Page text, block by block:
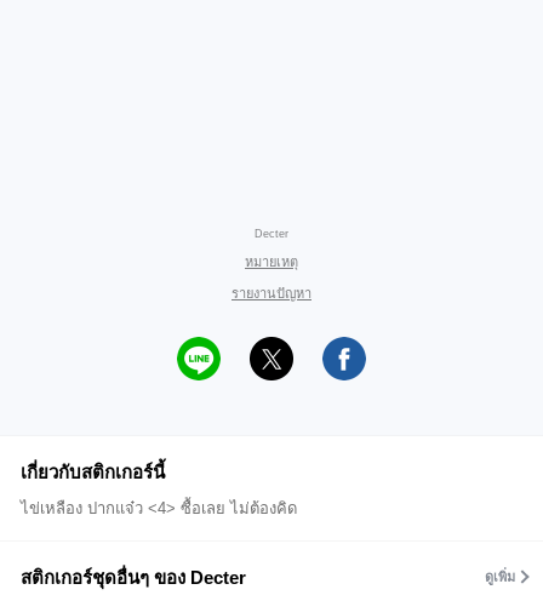
Decter
หมายเหตุ
รายงานปัญหา
เกี่ยวกับสติกเกอร์นี้
ไข่เหลือง ปากแจ๋ว <4> ซื้อเลย ไม่ต้องคิด
สติกเกอร์ชุดอื่นๆ ของ Decter ดูเพิ่ม